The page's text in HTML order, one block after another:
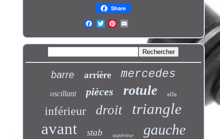
Share
barre arrière mercedes
oscillant pièces rotule alfa
inférieur droit triangle
avant stab supérieur gauche